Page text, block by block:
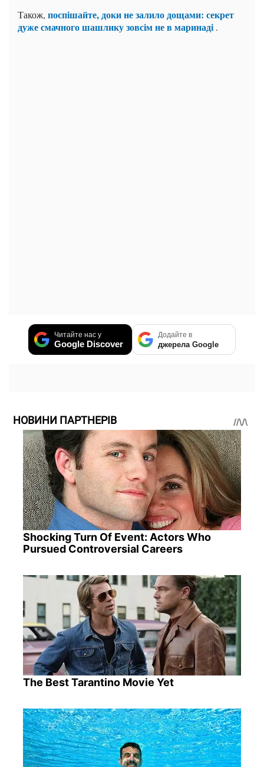
Також, поспішайте, доки не залило дощами: секрет
дуже смачного шашлику зовсім не в маринаді.
Читайте нас у
Google Discover
Додайте в
джерела Google
НОВИНИ ПАРТНЕРІВ
Shocking Turn Of Event: Actors Who
Pursued Controversial Careers
The Best Tarantino Movie Yet